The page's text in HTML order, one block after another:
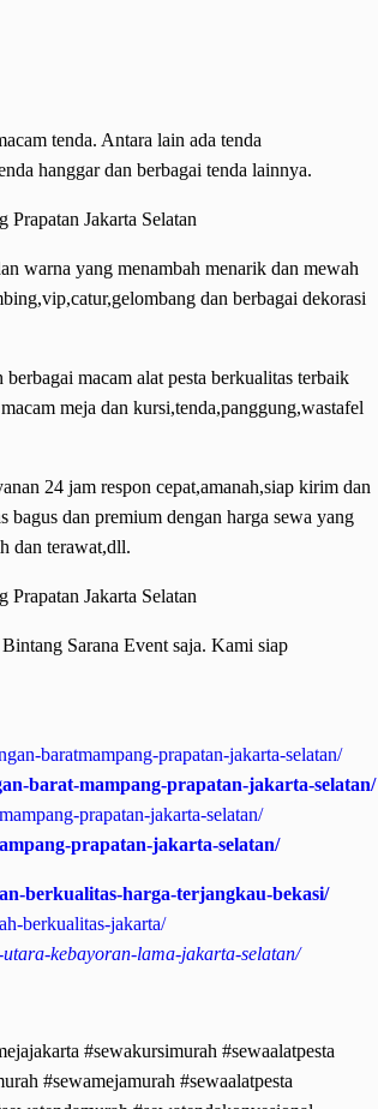
tenda. Antara lain ada tenda
hanggar dan berbagai tenda lainnya.
warna yang menambah menarik dan mewah
dan berbagai dekorasi
macam alat pesta berkualitas terbaik
meja dan kursi,tenda,panggung,wastafel
24 jam respon cepat,amanah,siap kirim dan
bagus dan premium dengan harga sewa yang
dan terawat,dll.
Sarana Event saja. Kami siap
baratmampang-prapatan-jakarta-selatan/
barat-mampang-prapatan-jakarta-selatan/
prapatan-jakarta-selatan/
prapatan-jakarta-selatan/
berkualitas-harga-terjangkau-bekasi/
berkualitas-jakarta/
kebayoran-lama-jakarta-selatan/
#sewakursimurah #sewaalatpesta
#sewamejamurah #sewaalatpesta